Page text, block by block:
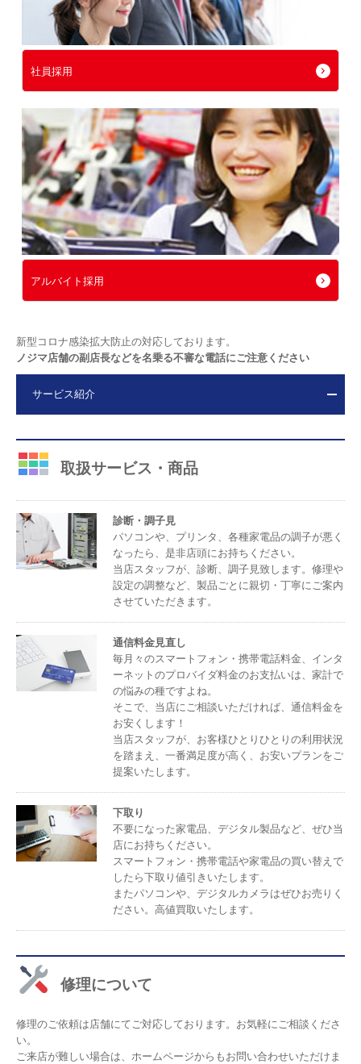
社員採用
アルバイト採用
新型コロナ感染拡大防止の対応しております。
ノジマ店舗の副店長などを名乗る不審な電話にご注意ください
サービス紹介
取扱サービス・商品
診断・調子見
パソコンや、プリンタ、各種家電品の調子が悪く
なったら、是非店頭にお持ちください。
当店スタッフが、診断、調子見致します。修理や
設定の調整など、製品ごとに親切・丁寧にご案内
させていただきます。
通信料金見直し
毎月々のスマートフォン・携帯電話料金、インタ
ーネットのプロバイダ料金のお支払いは、家計で
の悩みの種ですよね。
そこで、当店にご相談いただければ、通信料金を
お安くします！
当店スタッフが、お客様ひとりひとりの利用状況
を踏まえ、一番満足度が高く、お安いプランをご
提案いたします。
下取り
不要になった家電品、デジタル製品など、ぜひ当
店にお持ちください。
スマートフォン・携帯電話や家電品の買い替えで
したら下取り値引きいたします。
またパソコンや、デジタルカメラはぜひお売りく
ださい。高値買取いたします。
修理について
修理のご依頼は店舗にてご対応しております。お気軽にご相談くださ
い。
ご来店が難しい場合は、ホームページからもお問い合わせいただけま